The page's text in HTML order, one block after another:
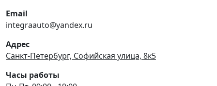
Email
integraauto@yandex.ru
Адрес
Санкт-Петербург, Софийская улица, 8к5
Часы работы